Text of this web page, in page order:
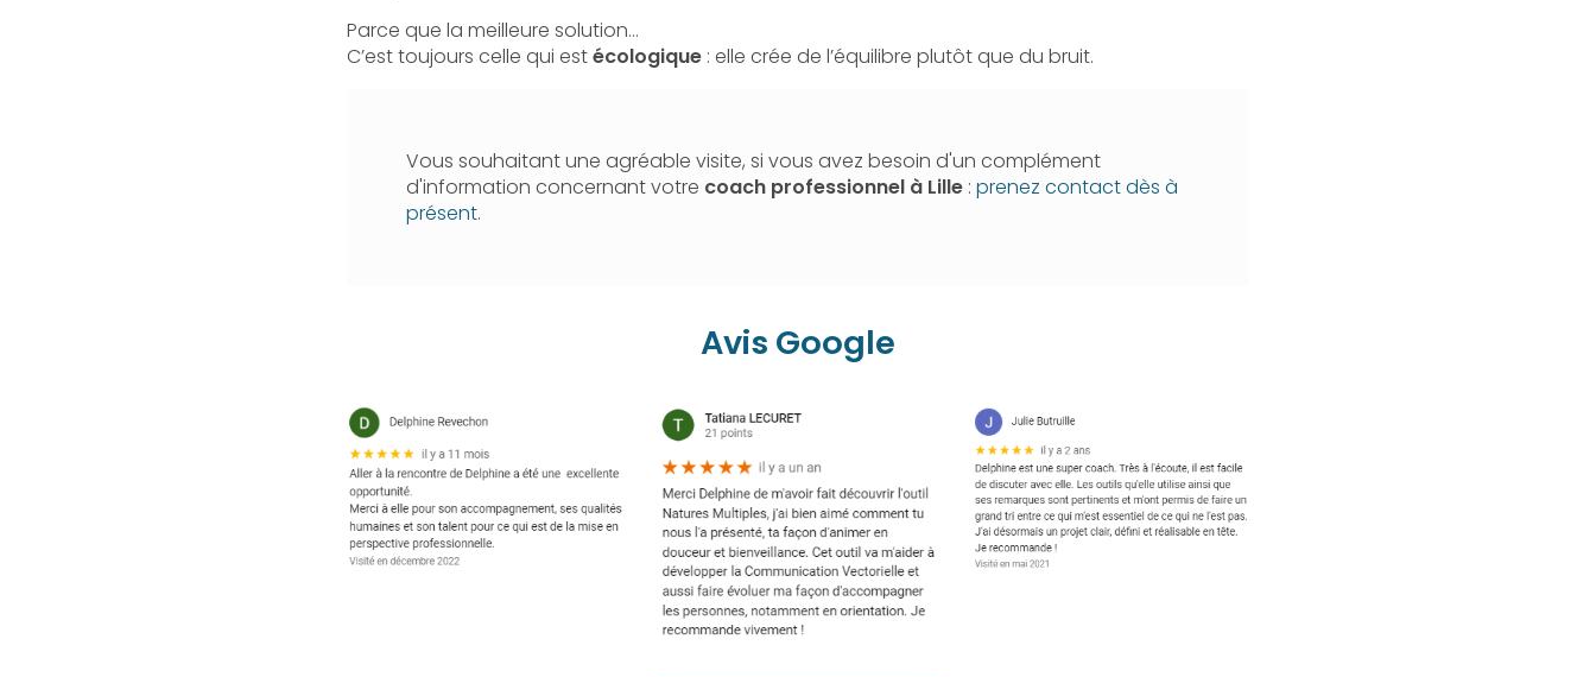
Parce que la meilleure solution…
C’est toujours celle qui estécologique : elle crée de l’équilibre plutôt que du bruit.
Vous souhaitant une agréable visite, si vous avez besoin d'un complément
d'information concernant votre coach professionnel à Lille : prenez contact dès à
présent.
Avis Google